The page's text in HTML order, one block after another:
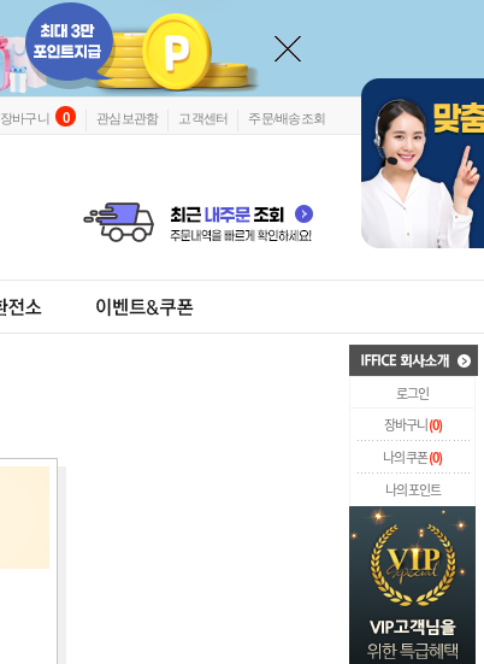
장바구니 0 관심보관함 고객센터 주문/배송조회
로그인
장바구니(0)
나의 쿠폰(0)
나의 포인트